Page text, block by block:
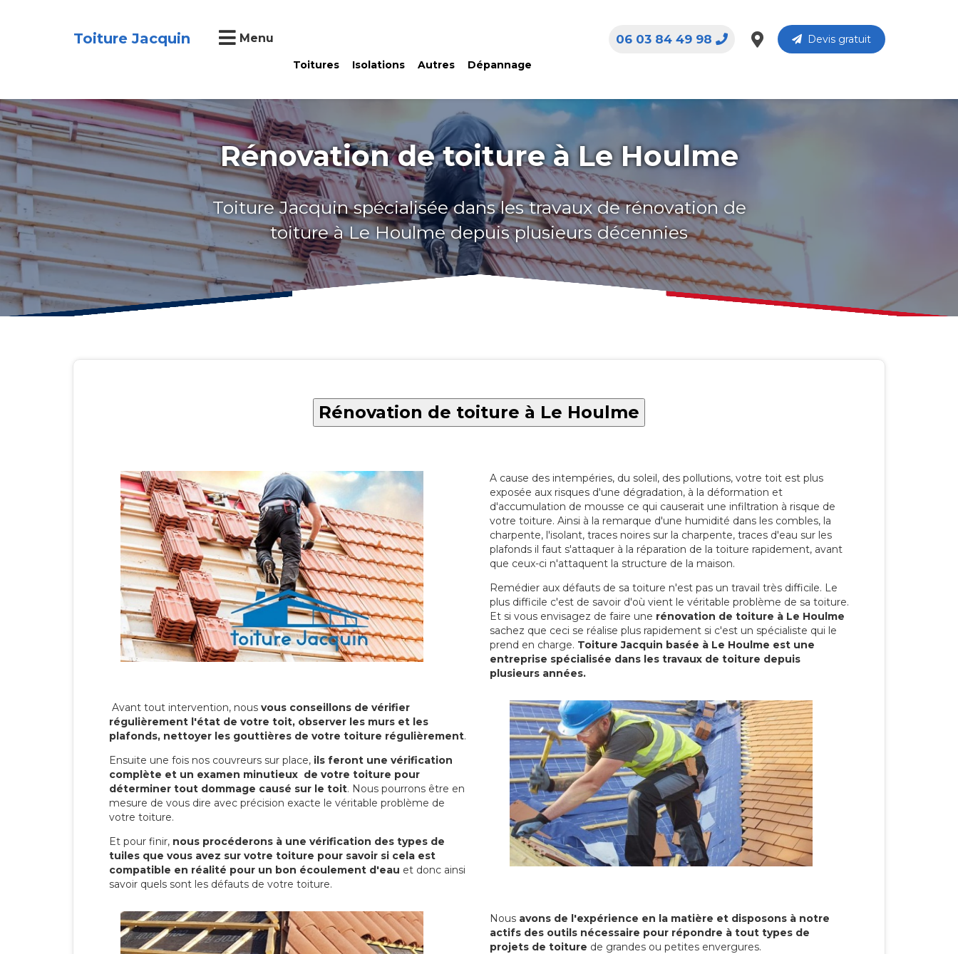
Toiture Jacquin Menu
Toitures Isolations Autres Dépannage
Devis gratuit
06 03 84 49 98
Rénovation de toiture à Le Houlme
Toiture Jacquin spécialisée dans les travaux de rénovation de
toiture à Le Houlme depuis plusieurs décennies
Rénovation de toiture à Le Houlme
A cause des intempéries, du soleil, des pollutions, votre toit est plus
exposée aux risques d'une dégradation, à la déformation et
d'accumulation de mousse ce qui causerait une infiltration à risque de
votre toiture. Ainsi à la remarque d'une humidité dans les combles, la
charpente, l'isolant, traces noires sur la charpente, traces d'eau sur les
plafonds il faut s'attaquer à la réparation de la toiture rapidement, avant
que ceux-ci n'attaquent la structure de la maison.
Remédier aux défauts de sa toiture n'est pas un travail très difficile. Le
plus difficile c'est de savoir d'où vient le véritable problème de sa toiture.
Et si vous envisagez de faire une rénovation de toiture à Le Houlme
sachez que ceci se réalise plus rapidement si c'est un spécialiste qui le
prend en charge. Toiture Jacquin basée à Le Houlme est une
entreprise spécialisée dans les travaux de toiture depuis
plusieurs années.
Avant tout intervention, nous vous conseillons de vérifier
régulièrement l'état de votre toit, observer les murs et les
plafonds, nettoyer les gouttières de votre toiture régulièrement.
Ensuite une fois nos couvreurs sur place, ils feront une vérification
complète et un examen minutieux de votre toiture pour
déterminer tout dommage causé sur le toit. Nous pourrons être en
mesure de vous dire avec précision exacte le véritable problème de
votre toiture.
Et pour finir, nous procéderons à une vérification des types de
tuiles que vous avez sur votre toiture pour savoir si cela est
compatible en réalité pour un bon écoulement d'eau et donc ainsi
savoir quels sont les défauts de votre toiture.
Nous avons de l'expérience en la matière et disposons à notre
actifs des outils nécessaire pour répondre à tout types de
projets de toiture de grandes ou petites envergures.